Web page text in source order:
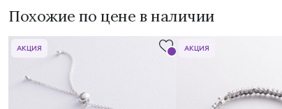
Похожие по цене в наличии
АКЦИЯ АКЦИЯ